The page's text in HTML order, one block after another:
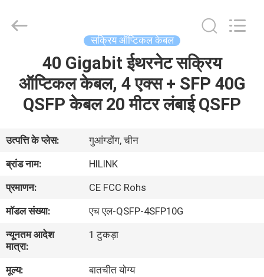
उत्पाद
हमारे
बारे
में
कारखाने
का
Technology
Co.,Ltd..
सक्रिय ऑप्टिकल केबल
40 Gigabit ईथरनेट सक्रिय
ऑप्टिकल केबल, 4 एक्स + SFP 40G
QSFP केबल 20 मीटर लंबाई QSFP
उत्पत्ति के प्लेस:
गुआंग्डोंग, चीन
ब्रांड नाम:
HILINK
प्रमाणन:
CE FCC Rohs
मॉडल संख्या:
एच एल-QSFP-4SFP10G
न्यूनतम आदेश
मात्रा:
1 टुकड़ा
मूल्य:
बातचीत योग्य